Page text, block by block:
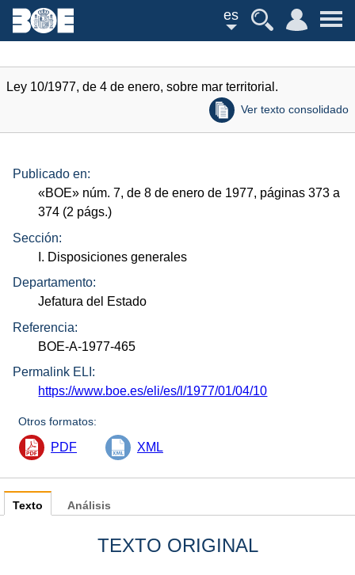
es
Ley 10/1977, de 4 de enero, sobre mar territorial.
Ver texto consolidado
Publicado en:
«BOE» núm. 7, de 8 de enero de 1977, páginas 373 a
374 (2 págs.)
Sección:
I. Disposiciones generales
Departamento:
Jefatura del Estado
Referencia:
BOE-A-1977-465
Permalink ELI:
https://www.boe.es/eli/es/l/1977/01/04/10
Otros formatos:
PDF XML
Texto
TEXTO ORIGINAL
Análisis